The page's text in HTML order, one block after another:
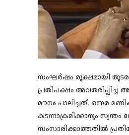
സംഘര്‍ഷം രൂക്ഷമായി
പ്രതിപക്ഷം അവതരിപ്പിച്ച
മൗനം പാലിച്ചത്. ഒന്നര
കടന്നാക്രമിക്കാനും സ്വന്തം
സംസാരിക്കാത്തതില്‍